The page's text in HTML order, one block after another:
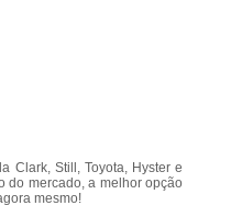
Clark, Still, Toyota, Hyster e
do mercado, a melhor opção
mesmo!